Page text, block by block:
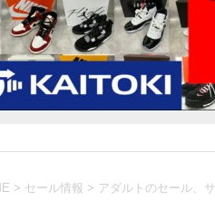
> セール情報 > アダルトのセール、